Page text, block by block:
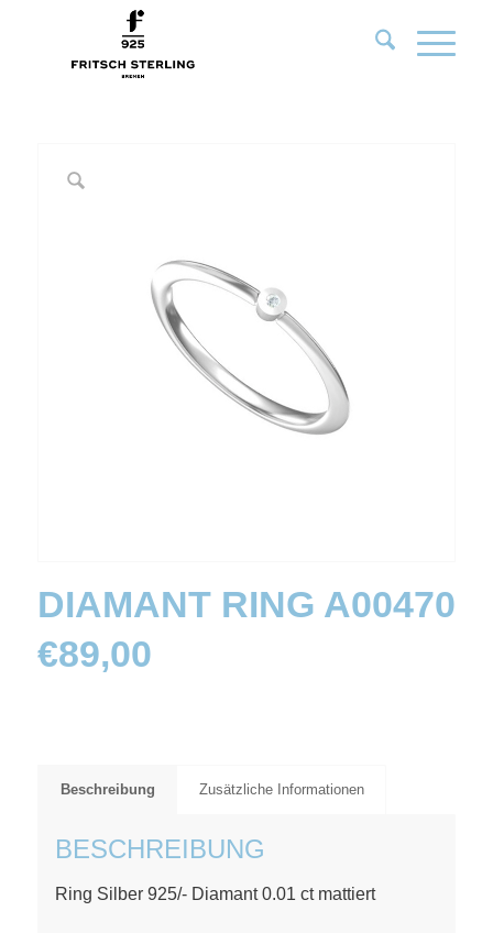
DIAMANT RING A00470
€89,00
Beschreibung Zusätzliche Informationen
BESCHREIBUNG
Ring Silber 925/- Diamant 0.01 ct mattiert